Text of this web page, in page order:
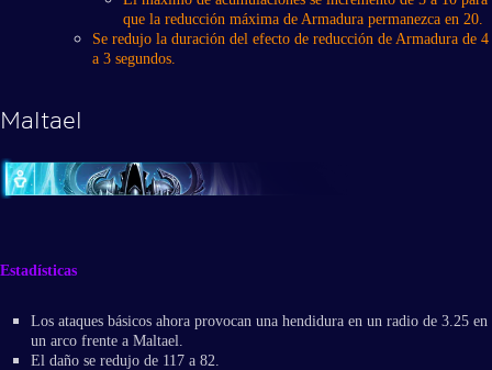
que la reducción máxima de Armadura permanezca en 20.
Se redujo la duración del efecto de reducción de Armadura de 4
a 3 segundos.
Maltael
Estadísticas
Los ataques básicos ahora provocan una hendidura en un radio de 3.25 en
un arco frente a Maltael.
El daño se redujo de 117 a 82.